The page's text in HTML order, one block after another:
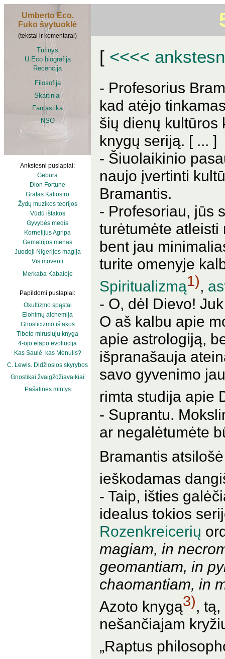
Umberto Eco.
Fuko švytuoklė
(tekstai ir komentarai)
Turinys
U.Eco biografija
Recencija
Filosofija
Skaitiniai
Fantastika
NSO
Ankstesni puslapiai:
Gebura
Dion Fortune
Grafas Kaliostro
Žydų muzikos teorijos
Vūdū ištakos
Gyvybės medis
Kornelijus Agripa
Gematrijos menas
Juodoji Nigerijos magija
Vis moventi
Merkaba Kabaloje
Papildomi puslapiai:
Okultizmo spąstai
Elohimų alchemija
Gnosticizmo ištakos
Tibeto mirusiųjų knyga
4-ojo etapo evoliucija
Kas Saulė, kas Mėnulis?
C. Lewis. Didžiosios skyrybos
Gnostikai;žvaigždžiavaikiai
Pašalinės mintys
[ <<<<
- Profesorius
kad atėjo
šių dienų kultūros
knygų seriją. [ ... ]
- Šiuolaikinio
naujo įvertinti
Bramantis.
- Profesoriau, jūs
turėtumėte atleisti
bent jau
turite omenyje
Spiritualizmą1),
- O, dėl Dievo!
O aš kalbu apie
apie astrologiją,
išpranašauja
savo gyvenimo
rimta studija apie
- Suprantu.
ar negalėtumėte
Bramantis
ieškodamas
- Taip, išties
idealus tokios
Rozenkreicerių
magiam, in
geomantiam, in
chaomantiam, in
Azoto knygą3),
nešančiajam
„Raptus